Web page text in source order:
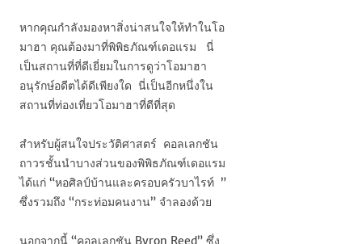
หากคุณกำลังมองหาสิ่งน่าสนใจให้ทำในโอ
มาฮา คุณต้องมาที่พิพิธภัณฑ์เดอแรม นี่
เป็นสถานที่ที่ดีเยี่ยมในการดูว่าโอมาฮา
อนุรักษ์อดีตได้ดีเพียงใด นี่เป็นอีกหนึ่งใน
สถานที่ท่องเที่ยวโอมาฮาที่ดีที่สุด
สำหรับผู้สนใจประวัติศาสตร์ คอลเลกชัน
ถาวรชั้นนำบางส่วนของพิพิธภัณฑ์เดอแรม
ได้แก่ “หอศิลป์บ้านและครอบครัวบาไรท์ ”
ซึ่งรวมถึง “กระท่อมคนงาน” จำลองด้วย
นอกจากนี้ “คอลเลกชัน Byron Reed” ซึ่ง